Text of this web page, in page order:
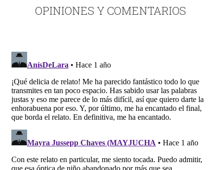
OPINIONES Y COMENTARIOS